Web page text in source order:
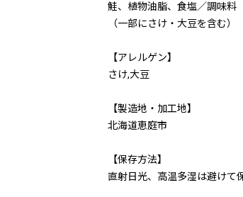
鮭、植物油脂、食塩／調味料
（一部にさけ・大豆を含む）
【アレルゲン】
さけ,大豆
【製造地・加工地】
北海道恵庭市
【保存方法】
直射日光、高温多湿は避けて